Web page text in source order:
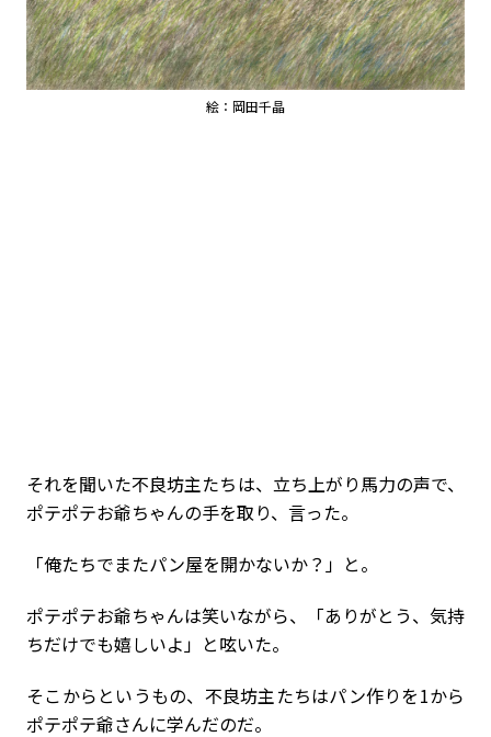
絵：岡田千晶
それを聞いた不良坊主たちは、立ち上がり馬力の声で、
ポテポテお爺ちゃんの手を取り、言った。
「俺たちでまたパン屋を開かないか？」と。
ポテポテお爺ちゃんは笑いながら、「ありがとう、気持
ちだけでも嬉しいよ」と呟いた。
そこからというもの、不良坊主たちはパン作りを1から
ポテポテ爺さんに学んだのだ。